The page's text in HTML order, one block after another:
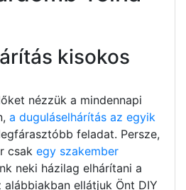
kisokos
nézzük a mindennapi
a duguláselhárítás az egyik
feladat. Persze,
csak egy szakember
neki házilag elhárítani a
ellátjuk Önt DIY